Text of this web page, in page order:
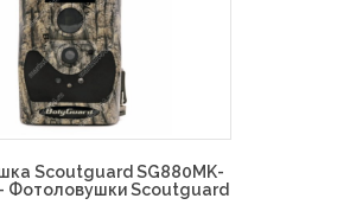
Scoutguard SG880MK-
- Фотоловушки Scoutguard